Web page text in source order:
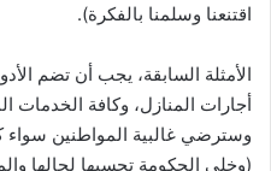
اقتنعنا وسلمنا بالفكرة).
الأمثلة السابقة، يجب أن تضم
أجارات المنازل، وكافة الخدمات
وسترضي غالبية المواطنين سواء
(وخلي الحكومة تحسبها لحالها